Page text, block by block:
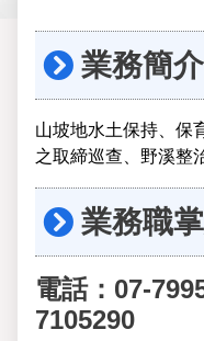
業務簡介
山坡地水土保持、保
之取締巡查、野溪整
業務職
電話：07-
7105290